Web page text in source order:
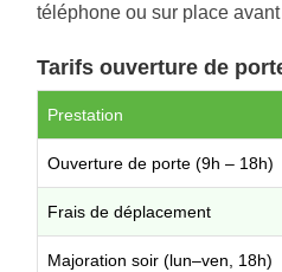
téléphone ou sur place
Tarifs ouverture de
Prestation
Ouverture de porte (9h – 18h)
Frais de déplacement
Majoration soir (lun–ven, 18h)